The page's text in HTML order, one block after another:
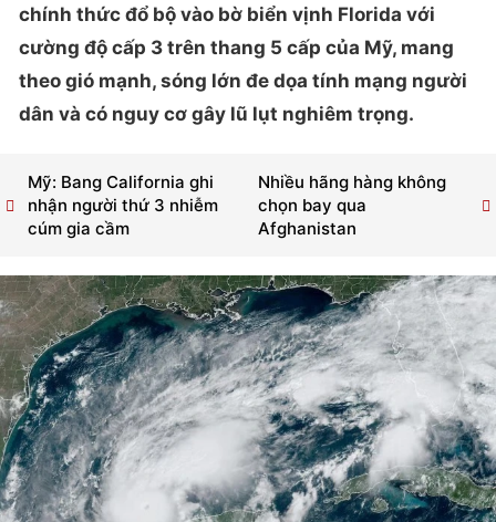
chính thức đổ bộ vào bờ biển vịnh Florida với
cường độ cấp 3 trên thang 5 cấp của Mỹ, mang
theo gió mạnh, sóng lớn đe dọa tính mạng người
dân và có nguy cơ gây lũ lụt nghiêm trọng.
Nhiều hãng hàng không
chọn bay qua
Afghanistan
Mỹ: Bang California ghi
nhận người thứ 3 nhiễm
cúm gia cầm